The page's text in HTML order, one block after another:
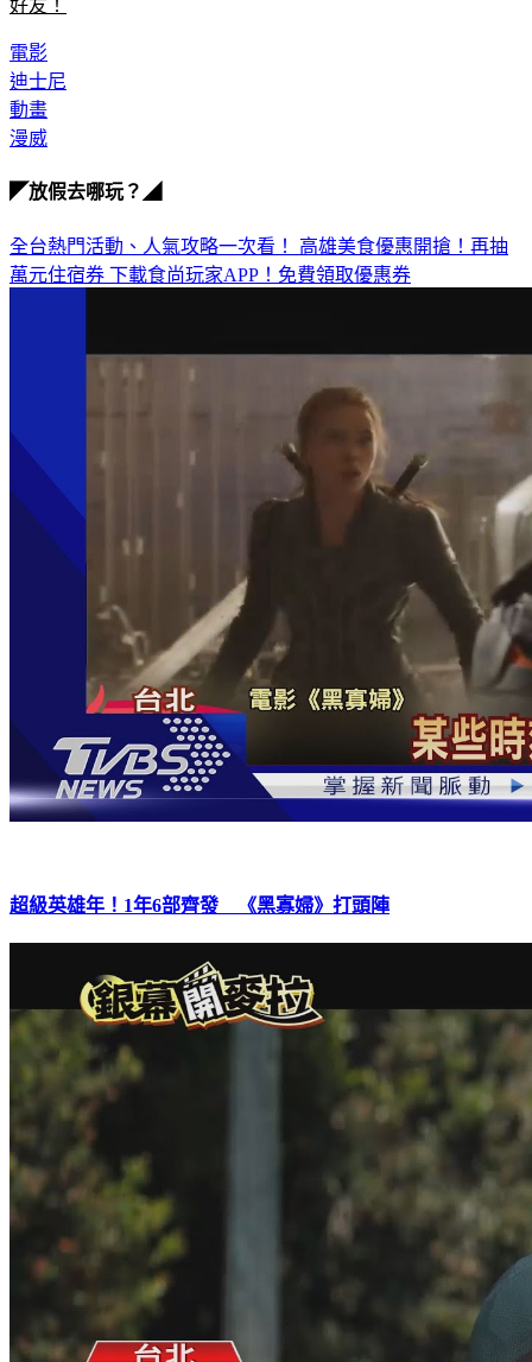
好友！
電影
迪士尼
動畫
漫威
◤放假去哪玩？◢
全台熱門活動、人氣攻略一次看！ 高雄美食優惠開搶！再抽
萬元住宿券 下載食尚玩家APP！免費領取優惠券
超級英雄年！1年6部齊發 《黑寡婦》打頭陣